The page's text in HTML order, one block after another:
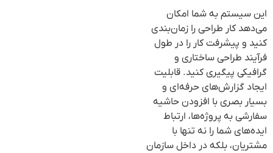
این سیستم به شما امکان
می‌دهد کار طراحی را زمان‌بندی
کنید و پیشرفت کار را در طول
فرآیند طراحی ساختاری و
گرافیکی پیگیری کنید. قابلیت
ایجاد گزارش‌های حرفه‌ای و
بسیار بصری با افزودن حاشیه
سفارشی به پروژه‌ها، ارتباط
ایده‌های شما را نه تنها با
مشتریان، بلکه در داخل سازمان